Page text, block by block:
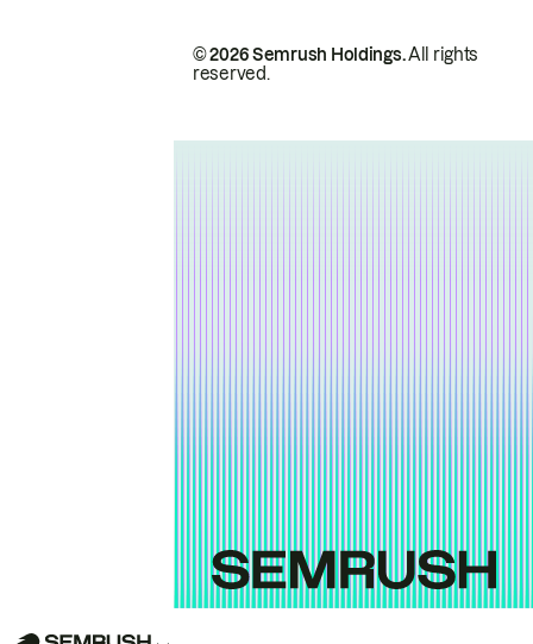
© 2026 Semrush Holdings.All rights
reserved.